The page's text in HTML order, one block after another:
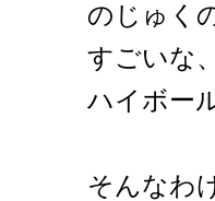
のじゅく
すごいな
ハイボー
そんなわ